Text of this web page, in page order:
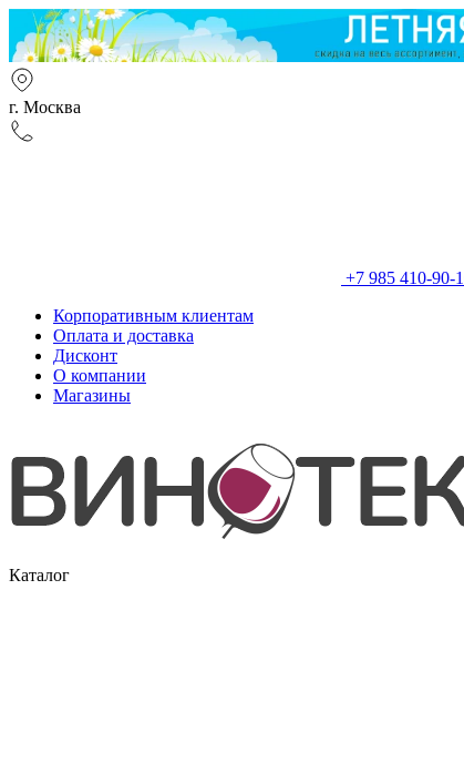
г. Москва
+7 985 410-90-
Корпоративным клиентам
Оплата и доставка
Дисконт
О компании
Магазины
Каталог